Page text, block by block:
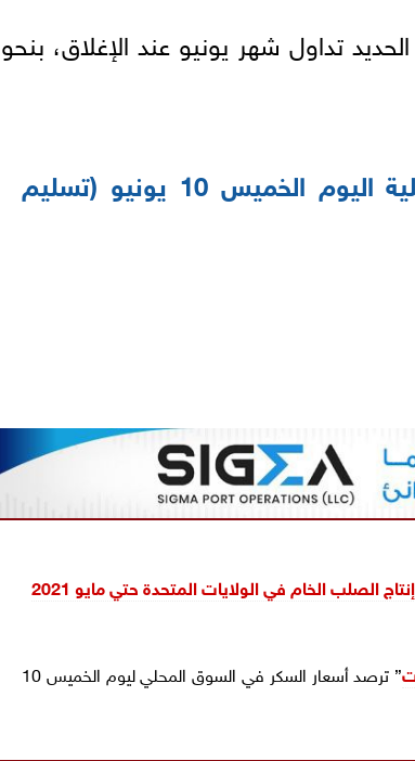
تداول شهر يونيو عند الإغلاق، بنحو
أسعار مصانع الحديد المحلية اليوم الخميس 10 يونيو (تسليم
” ترصد أسعار السكر في السوق المحلي ليوم الخميس 10